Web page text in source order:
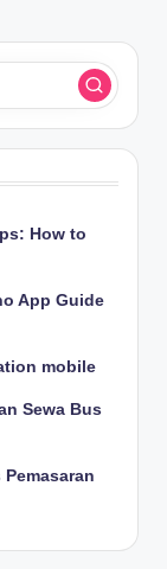
How to
App Guide
mobile
Sewa Bus